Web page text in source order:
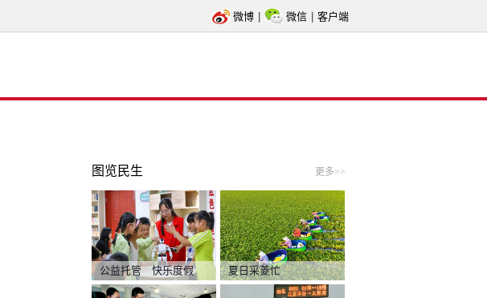
微博 微信 客户端
图览民生 更多>>
公益托管 快乐度假 夏日采菱忙